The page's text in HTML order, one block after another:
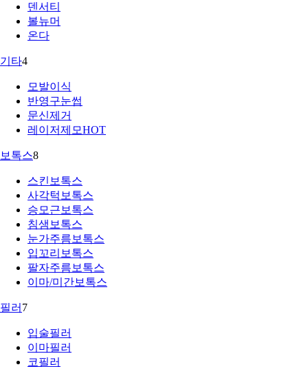
덴서티
볼뉴머
온다
기타4
모발이식
반영구눈썹
문신제거
레이저제모HOT
보톡스8
스킨보톡스
사각턱보톡스
승모근보톡스
침샘보톡스
눈가주름보톡스
입꼬리보톡스
팔자주름보톡스
이마/미간보톡스
필러 7
입술필러
이마필러
코필러